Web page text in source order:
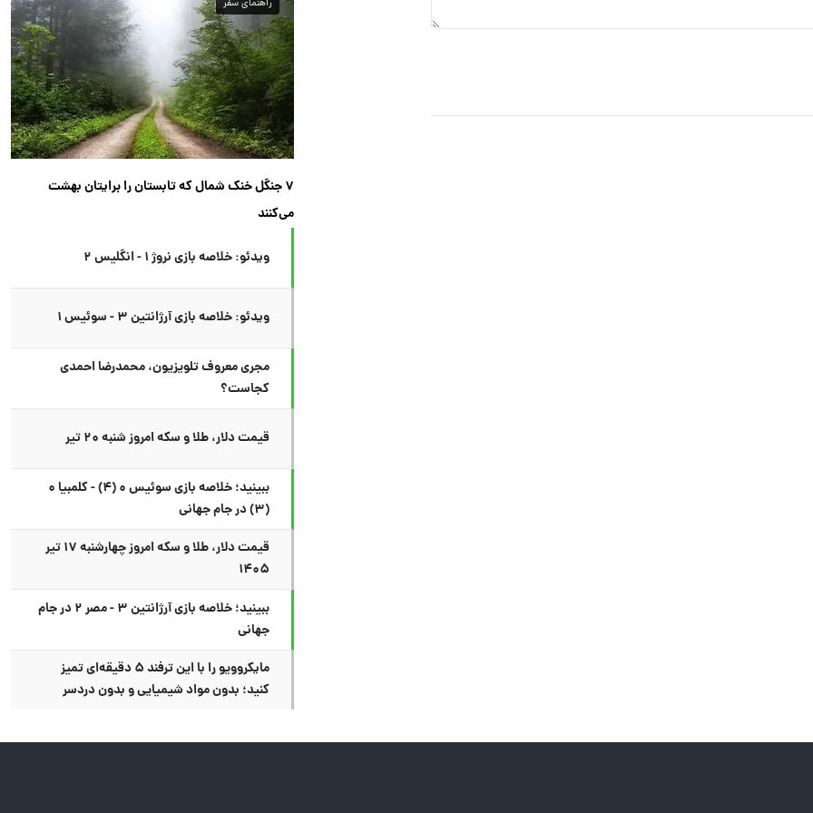
راهنمای سفر
۷ جنگل خنک شمال که تابستان را برایتان بهشت
می‌کنند
ویدئو: خلاصه بازی نروژ ۱ - انگلیس ۲
ویدئو: خلاصه بازی آرژانتین ۳ - سوئیس ۱
مجری معروف تلویزیون، محمدرضا احمدی
کجاست؟
قیمت دلار، طلا و سکه امروز شنبه ۲۰ تیر
ببینید؛ خلاصه بازی سوئیس ۰ (۴) - کلمبیا ۰
(۳) در جام جهانی
قیمت دلار، طلا و سکه امروز چهارشنبه ۱۷ تیر
۱۴۰۵
ببینید؛ خلاصه بازی آرژانتین ۳ - مصر ۲ در جام
جهانی
مایکروویو را با این ترفند ۵ دقیقه‌ای تمیز
کنید؛ بدون مواد شیمیایی و بدون دردسر